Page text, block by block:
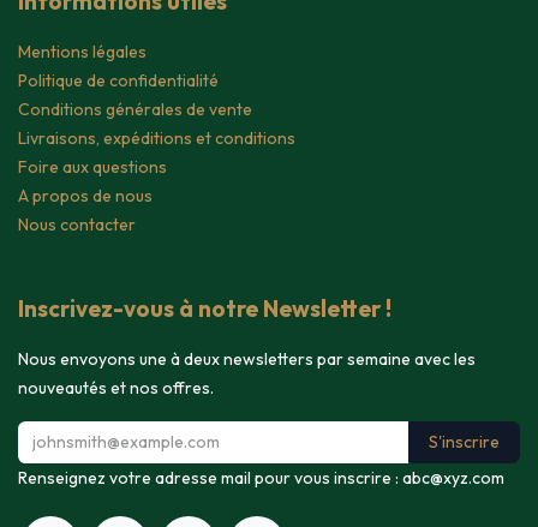
Mentions légales
Politique de confidentialité
Conditions générales de vente
Livraisons, expéditions et conditions
Foire aux questions
A propos de nous
Nous contacter
Inscrivez-vous à notre Newsletter !
Nous envoyons une à deux newsletters par semaine avec les
nouveautés et nos offres.
S'inscrire
Renseignez votre adresse mail pour vous inscrire : abc@xyz.com